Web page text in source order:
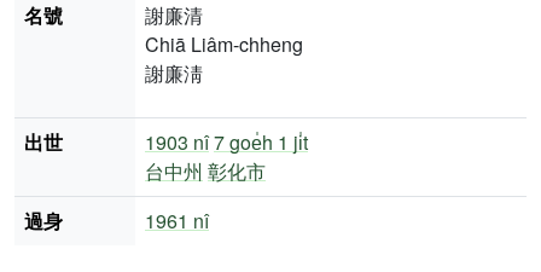
名號
謝廉清
Chiā Liâm-chheng
謝廉淸
出世 1903 nî7 goe̍h 1 ji̍t
台中州 彰化市
過身
1961 nî